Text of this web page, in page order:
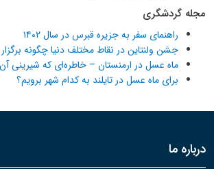
مجله گردشگری
راهنمای سفر به جزیره قبرس در سال ۱۴۰۲
جشن ولنتاین در نقاط مختلف دنیا چگونه
ماه عسل در ارمنستان – خاطره‌ای که شیرینی
برای ماه عسل در تایلند به کدام شهر برویم؟
درباره ما